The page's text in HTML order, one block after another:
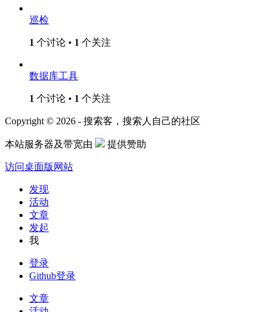
巡检
1 个讨论 • 1 个关注
数据库工具
1 个讨论 • 1 个关注
Copyright © 2026 - 搜索客，搜索人自己的社区
本站服务器及带宽由 提供赞助
访问桌面版网站
发现
活动
文章
发起
我
登录
Github登录
文章